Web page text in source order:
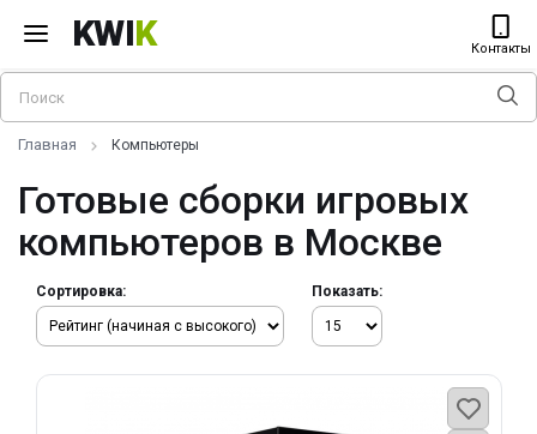
KWIK Контакты
Главная Компьютеры
Готовые сборки игровых
компьютеров в Москве
Сортировка: Показать: